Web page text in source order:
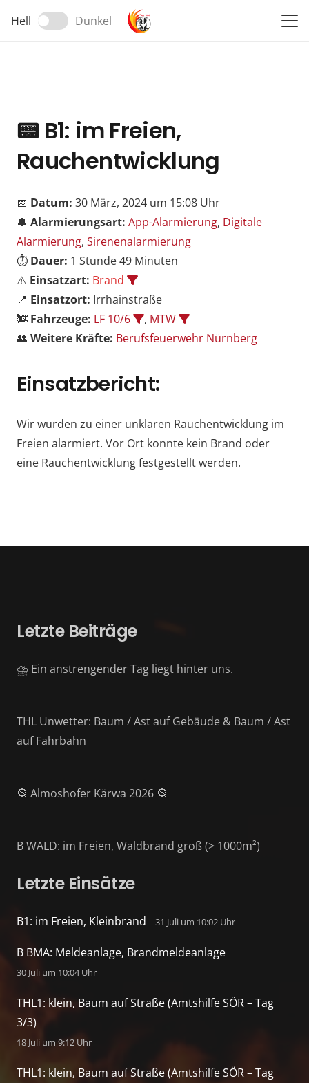
Hell Dunkel
📟B1: im Freien,
Rauchentwicklung
📅 Datum: 30 März, 2024 um 15:08 Uhr
🔔 Alarmierungsart: App-Alarmierung, Digitale
Alarmierung, Sirenenalarmierung
⏱️ Dauer: 1 Stunde 49 Minuten
⚠️ Einsatzart: Brand
📍 Einsatzort: Irrhainstraße
🚒 Fahrzeuge: LF 10/6 , MTW
👥 Weitere Kräfte: Berufsfeuerwehr Nürnberg
Einsatzbericht:
Wir wurden zu einer unklaren Rauchentwicklung im
Freien alarmiert. Vor Ort konnte kein Brand oder
eine Rauchentwicklung festgestellt werden.
Letzte Beiträge
⛈️ Ein anstrengender Tag liegt hinter uns.
THL Unwetter: Baum / Ast auf Gebäude & Baum / Ast
auf Fahrbahn
🎡 Almoshofer Kärwa 2026 🎡
B WALD: im Freien, Waldbrand groß (> 1000m²)
Letzte Einsätze
B1: im Freien, Kleinbrand 31 Juli um 10:02 Uhr
B BMA: Meldeanlage, Brandmeldeanlage
30 Juli um 10:04 Uhr
THL1: klein, Baum auf Straße (Amtshilfe SÖR – Tag
3/3)
18 Juli um 9:12 Uhr
THL1: klein, Baum auf Straße (Amtshilfe SÖR – Tag